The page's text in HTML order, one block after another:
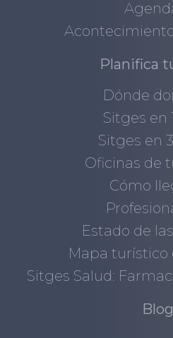
Planifica
Dónde
Sitges en
Sitges en
Oficinas de
Cómo
Estado de
Mapa turístico
Sitges Salud:
Blog